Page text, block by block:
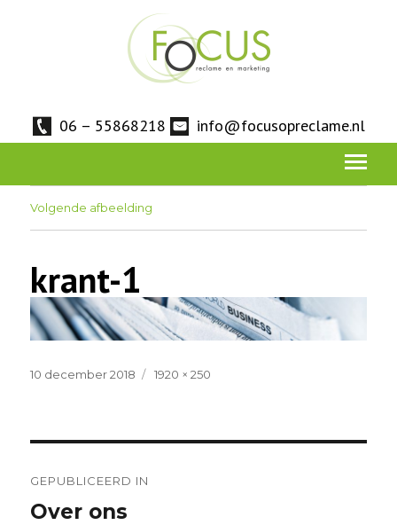
06 – 55868218 info@focusopreclame.nl
Volgende afbeelding
krant-1
Geplaatst
10 december 2018
Volledige
1920 × 250
navigatie
GEPUBLICEERD IN
Over ons